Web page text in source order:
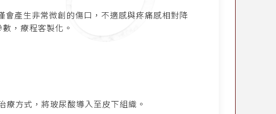
產生非常微創的傷口，不適感與疼痛感相對降
，療程客製化。
療方式，將玻尿酸導入至皮下組織。